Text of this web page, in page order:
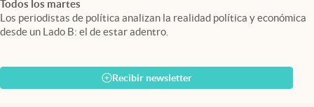
Todos los martes
Los periodistas de política analizan la realidad política y económica
desde un Lado B: el de estar adentro.
Recibir newsletter